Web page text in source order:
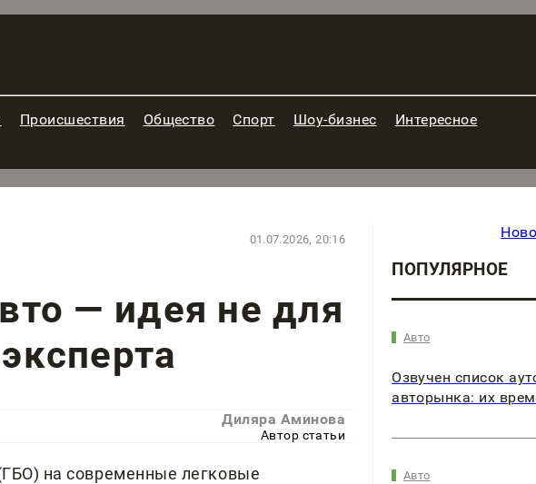
Происшествия Общество Спорт Шоу-бизнес Интересное
01.07.2026, 20:16
— идея не для
Диляра Аминова
Автор статьи
на современные легковые
ПОПУЛЯРНОЕ
Авто
Озвучен список
авторынка: их
Авто